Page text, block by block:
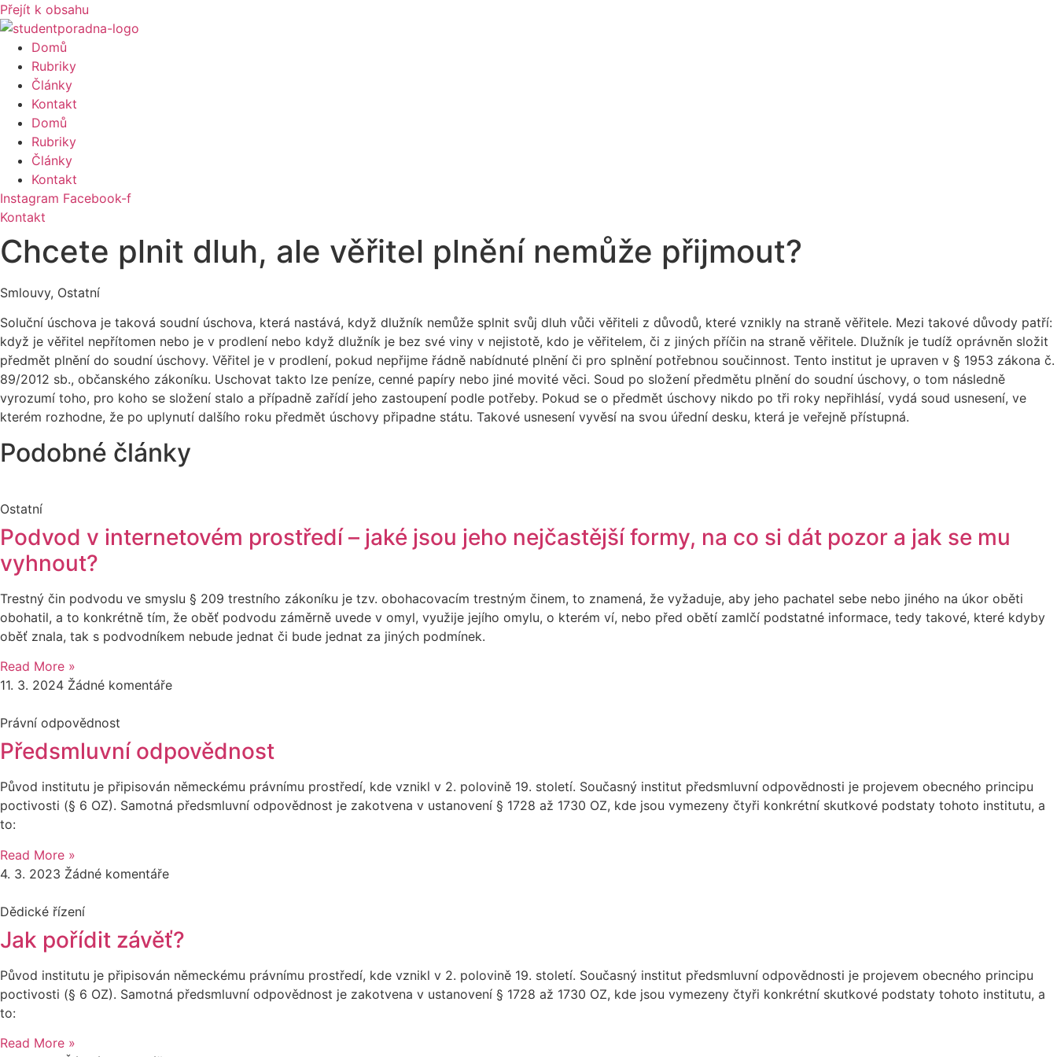
Přejít k obsahu
Domů
Rubriky
Články
Kontakt
Domů
Rubriky
Články
Kontakt
Instagram Facebook-f
Kontakt
Chcete plnit dluh, ale věřitel plnění nemůže přijmout?
Smlouvy, Ostatní
Soluční úschova je taková soudní úschova, která nastává, když dlužník nemůže splnit svůj dluh vůči věřiteli z důvodů, které vznikly na straně věřitele. Mezi takové důvody patří:
když je věřitel nepřítomen nebo je v prodlení nebo když dlužník je bez své viny v nejistotě, kdo je věřitelem, či z jiných příčin na straně věřitele. Dlužník je tudíž oprávněn složit
předmět plnění do soudní úschovy. Věřitel je v prodlení, pokud nepřijme řádně nabídnuté plnění či pro splnění potřebnou součinnost. Tento institut je upraven v § 1953 zákona č.
89/2012 sb., občanského zákoníku. Uschovat takto lze peníze, cenné papíry nebo jiné movité věci. Soud po složení předmětu plnění do soudní úschovy, o tom následně
vyrozumí toho, pro koho se složení stalo a případně zařídí jeho zastoupení podle potřeby. Pokud se o předmět úschovy nikdo po tři roky nepřihlásí, vydá soud usnesení, ve
kterém rozhodne, že po uplynutí dalšího roku předmět úschovy připadne státu. Takové usnesení vyvěsí na svou úřední desku, která je veřejně přístupná.
Podobné články
Ostatní
Podvod v internetovém prostředí – jaké jsou jeho nejčastější formy, na co si dát pozor a jak se mu
vyhnout?
Trestný čin podvodu ve smyslu § 209 trestního zákoníku je tzv. obohacovacím trestným činem, to znamená, že vyžaduje, aby jeho pachatel sebe nebo jiného na úkor oběti
obohatil, a to konkrétně tím, že oběť podvodu záměrně uvede v omyl, využije jejího omylu, o kterém ví, nebo před obětí zamlčí podstatné informace, tedy takové, které kdyby
oběť znala, tak s podvodníkem nebude jednat či bude jednat za jiných podmínek.
Read More »
11. 3. 2024 Žádné komentáře
Právní odpovědnost
Předsmluvní odpovědnost
Původ institutu je připisován německému právnímu prostředí, kde vznikl v 2. polovině 19. století. Současný institut předsmluvní odpovědnosti je projevem obecného principu
poctivosti (§ 6 OZ). Samotná předsmluvní odpovědnost je zakotvena v ustanovení § 1728 až 1730 OZ, kde jsou vymezeny čtyři konkrétní skutkové podstaty tohoto institutu, a
to:
Read More »
4. 3. 2023 Žádné komentáře
Dědické řízení
Jak pořídit závěť?
Původ institutu je připisován německému právnímu prostředí, kde vznikl v 2. polovině 19. století. Současný institut předsmluvní odpovědnosti je projevem obecného principu
poctivosti (§ 6 OZ). Samotná předsmluvní odpovědnost je zakotvena v ustanovení § 1728 až 1730 OZ, kde jsou vymezeny čtyři konkrétní skutkové podstaty tohoto institutu, a
to:
Read More »